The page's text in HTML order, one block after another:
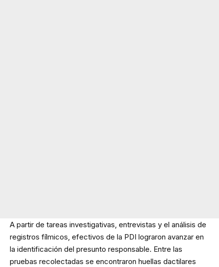
A partir de tareas investigativas, entrevistas y el análisis de
registros fílmicos, efectivos de la PDI lograron avanzar en
la identificación del presunto responsable. Entre las
pruebas recolectadas se encontraron huellas dactilares